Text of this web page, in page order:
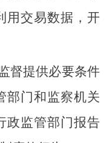
用交易数据，开
督提供必要条件
部门和监察机关
政监管部门报告